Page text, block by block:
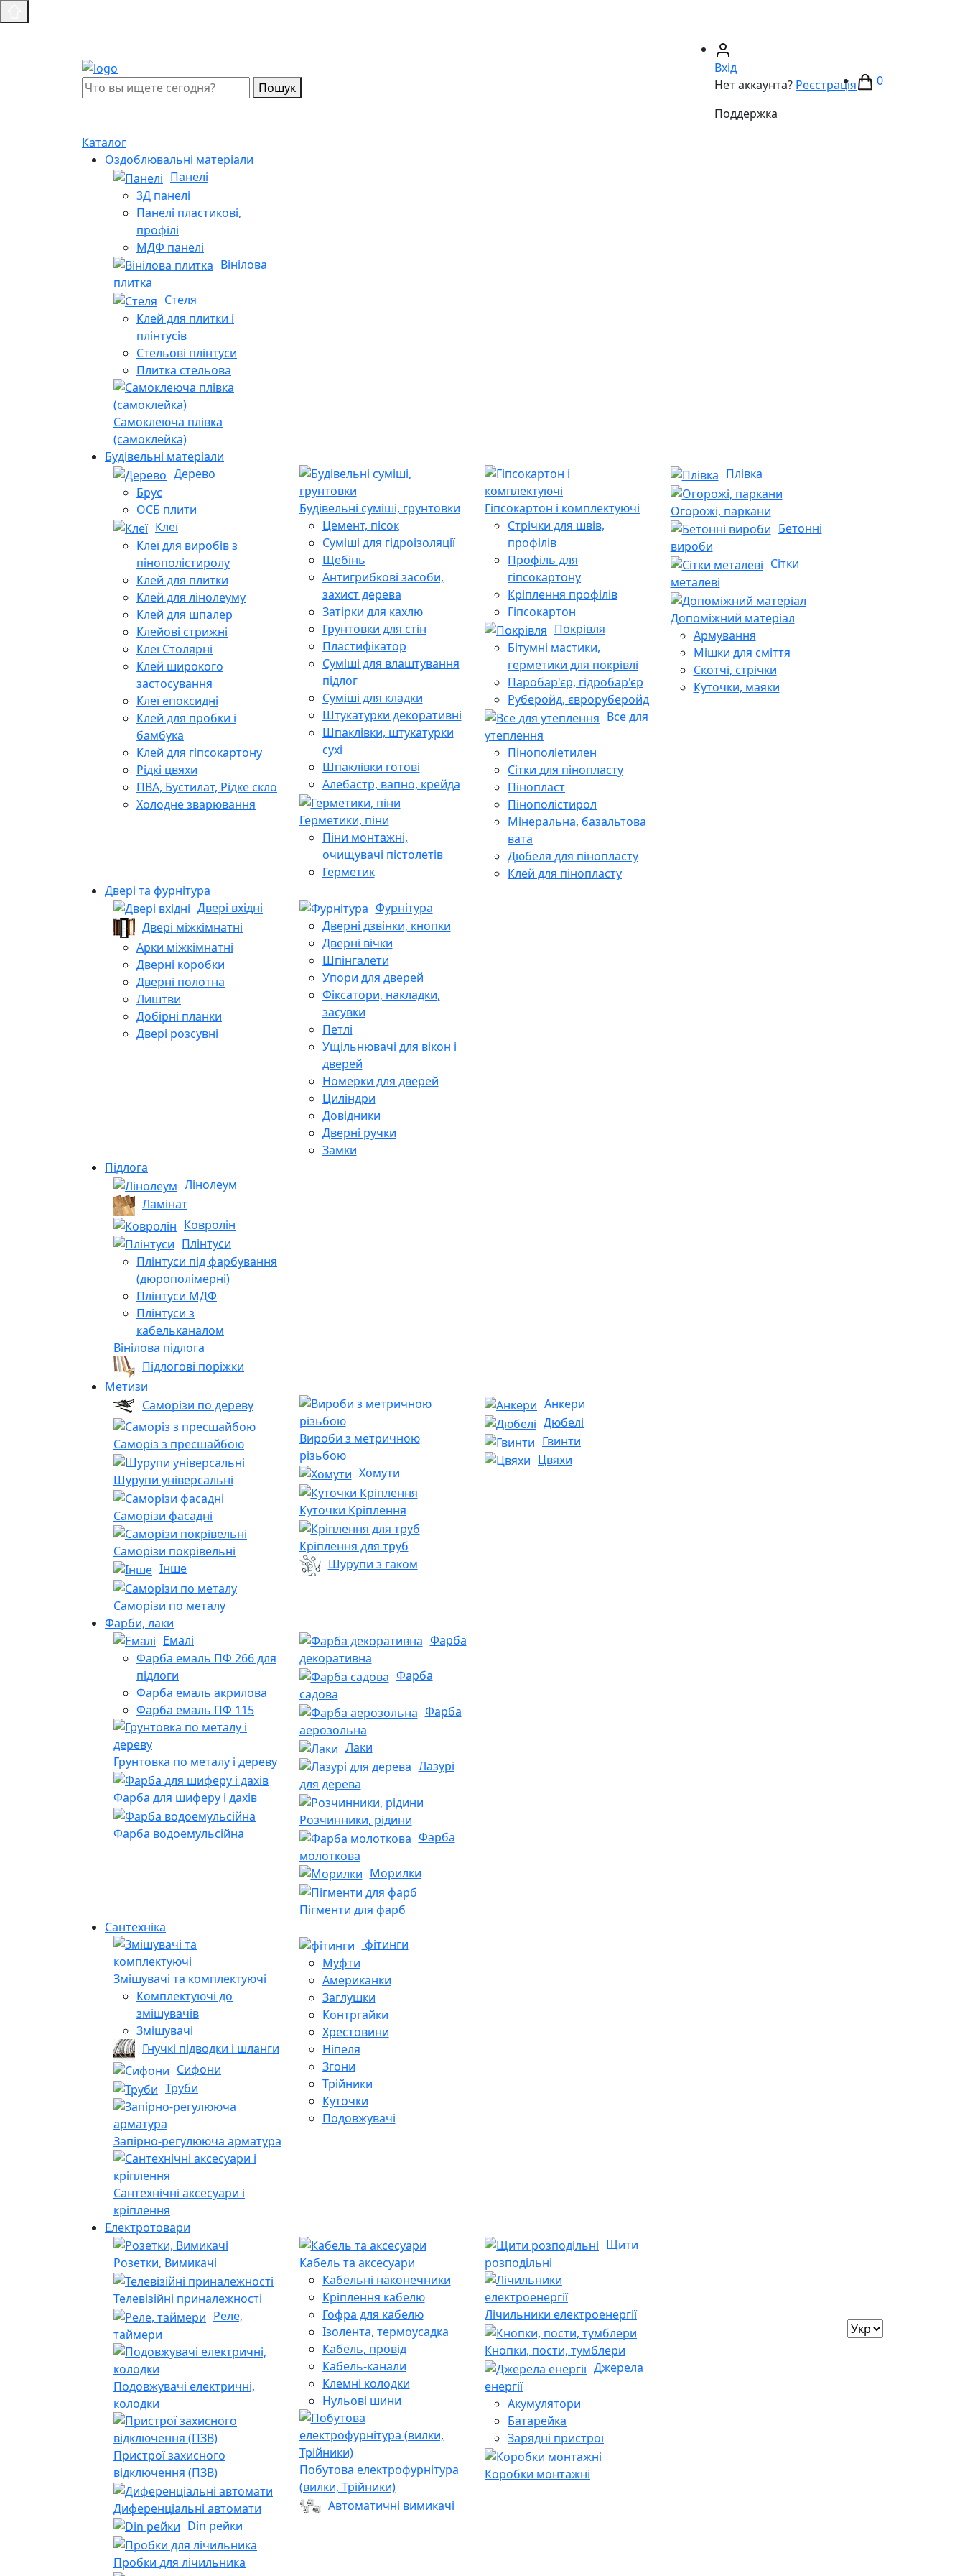
Пошук
Вхід
Нет аккаунта? Реєстрація
Поддержка
0
Каталог
Оздоблювальні матеріали
Панелі
3Д панелі
Панелі пластикові,
профілі
МДФ панелі
Вінілова
плитка
Стеля
Клей для плитки і
плінтусів
Стельові плінтуси
Плитка стельова
Самоклеюча плівка
(самоклейка)
Будівельні матеріали
Дерево
Брус
ОСБ плити
Клеї
Клеї для виробів з
пінополістиролу
Клей для плитки
Клей для лінолеуму
Клей для шпалер
Клейові стрижні
Клеї Столярні
Клей широкого
застосування
Клеї епоксидні
Клей для пробки і
бамбука
Клей для гіпсокартону
Рідкі цвяхи
ПВА, Бустилат, Рідке скло
Холодне зварювання
Будівельні суміші, грунтовки
Цемент, пісок
Суміші для гідроізоляції
Щебінь
Антигрибкові засоби,
захист дерева
Затірки для кахлю
Грунтовки для стін
Пластифікатор
Суміші для влаштування
підлог
Суміші для кладки
Штукатурки декоративні
Шпаклівки, штукатурки
сухі
Шпаклівки готові
Алебастр, вапно, крейда
Герметики, піни
Піни монтажні,
очищувачі пістолетів
Герметик
Гіпсокартон і комплектуючі
Стрічки для швів,
профілів
Профіль для
гіпсокартону
Кріплення профілів
Гіпсокартон
Покрівля
Бітумні мастики,
герметики для покрівлі
Паробар'єр, гідробар'єр
Руберойд, євроруберойд
Все для
утеплення
Пінополіетилен
Сітки для пінопласту
Пінопласт
Пінополістирол
Мінеральна, базальтова
вата
Дюбеля для пінопласту
Клей для пінопласту
Плівка
Огорожі, паркани
Бетонні
вироби
Сітки
металеві
Допоміжний матеріал
Армування
Мішки для сміття
Скотчі, стрічки
Куточки, маяки
Двері та фурнітура
Двері вхідні
Двері міжкімнатні
Арки міжкімнатні
Дверні коробки
Дверні полотна
Лиштви
Добірні планки
Двері розсувні
Фурнітура
Дверні дзвінки, кнопки
Дверні вічки
Шпінгалети
Упори для дверей
Фіксатори, накладки,
засувки
Петлі
Ущільнювачі для вікон і
дверей
Номерки для дверей
Циліндри
Довідники
Дверні ручки
Замки
Підлога
Лінолеум
Ламінат
Ковролін
Плінтуси
Плінтуси під фарбування
(дюрополімерні)
Плінтуси МДФ
Плінтуси з
кабельканалом
Вінілова підлога
Підлогові поріжки
Метизи
Саморізи по дереву
Саморіз з пресшайбою
Шурупи універсальні
Саморізи фасадні
Саморізи покрівельні
Інше
Саморізи по металу
Вироби з метричною
різьбою
Хомути
Куточки Кріплення
Кріплення для труб
Шурупи з гаком
Анкери
Дюбелі
Гвинти
Цвяхи
Фарби, лаки
Емалі
Фарба емаль ПФ 266 для
підлоги
Фарба емаль акрилова
Фарба емаль ПФ 115
Грунтовка по металу і дереву
Фарба для шиферу і дахів
Фарба водоемульсійна
Фарба
декоративна
Фарба
садова
Фарба
аерозольна
Лаки
Лазурі
для дерева
Розчинники, рідини
Фарба
молоткова
Морилки
Пігменти для фарб
Сантехніка
Змішувачі та комплектуючі
Комплектуючі до
змішувачів
Змішувачі
Гнучкі підводки і шланги
Сифони
Труби
Запірно-регулююча арматура
Сантехнічні аксесуари і
кріплення
фітинги
Муфти
Американки
Заглушки
Контргайки
Хрестовини
Ніпеля
Згони
Трійники
Куточки
Подовжувачі
Електротовари
Розетки, Вимикачі
Телевізійні приналежності
Реле,
таймери
Подовжувачі електричні,
колодки
Пристрої захисного
відключення (ПЗВ)
Диференціальні автомати
Din рейки
Пробки для лічильника
Кабель та аксесуари
Кабельні наконечники
Кріплення кабелю
Гофра для кабелю
Ізолента, термоусадка
Кабель, провід
Кабель-канали
Клемні колодки
Нульові шини
Побутова електрофурнітура
(вилки, Трійники)
Автоматичні вимикачі
Щити
розподільні
Лічильники електроенергії
Кнопки, пости, тумблери
Джерела
енергії
Акумулятори
Батарейка
Зарядні пристрої
Коробки монтажні